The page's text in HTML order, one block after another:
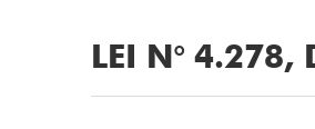
LEI N° 4.278,